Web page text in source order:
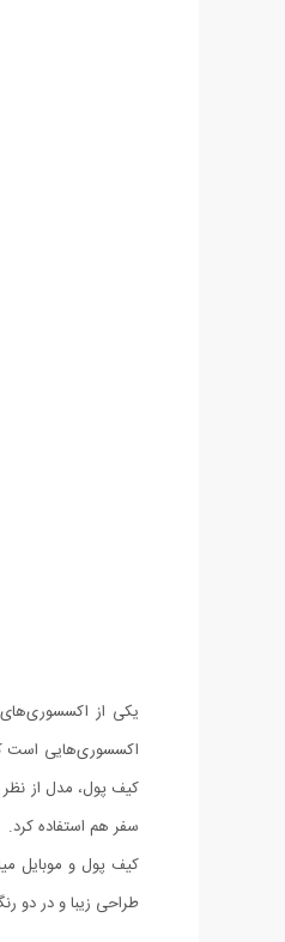
یکی از
اکسسوری‌هایی است
کیف پول، مدل از
سفر هم استفاده کرد.
کیف پول و موبایل
طراحی زیبا و در دو